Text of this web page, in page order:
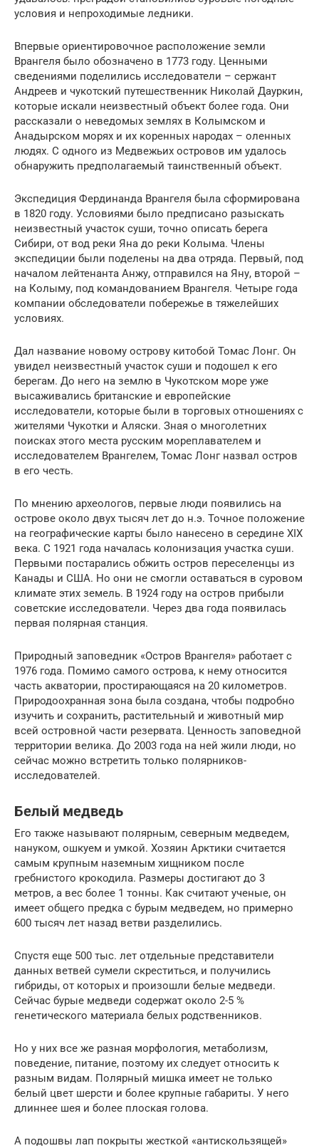
условия и непроходимые ледники.
Впервые ориентировочное расположение земли
Врангеля было обозначено в 1773 году. Ценными
сведениями поделились исследователи – сержант
Андреев и чукотский путешественник Николай Дауркин,
которые искали неизвестный объект более года. Они
рассказали о неведомых землях в Колымском и
Анадырском морях и их коренных народах – оленных
людях. С одного из Медвежьих островов им удалось
обнаружить предполагаемый таинственный объект.
Экспедиция Фердинанда Врангеля была сформирована
в 1820 году. Условиями было предписано разыскать
неизвестный участок суши, точно описать берега
Сибири, от вод реки Яна до реки Колыма. Члены
экспедиции были поделены на два отряда. Первый, под
началом лейтенанта Анжу, отправился на Яну, второй –
на Колыму, под командованием Врангеля. Четыре года
компании обследователи побережье в тяжелейших
условиях.
Дал название новому острову китобой Томас Лонг. Он
увидел неизвестный участок суши и подошел к его
берегам. До него на землю в Чукотском море уже
высаживались британские и европейские
исследователи, которые были в торговых отношениях с
жителями Чукотки и Аляски. Зная о многолетних
поисках этого места русским мореплавателем и
исследователем Врангелем, Томас Лонг назвал остров
в его честь.
По мнению археологов, первые люди появились на
острове около двух тысяч лет до н.э. Точное положение
на географические карты было нанесено в середине XIX
века. С 1921 года началась колонизация участка суши.
Первыми постарались обжить остров переселенцы из
Канады и США. Но они не смогли оставаться в суровом
климате этих земель. В 1924 году на остров прибыли
советские исследователи. Через два года появилась
первая полярная станция.
Природный заповедник «Остров Врангеля» работает с
1976 года. Помимо самого острова, к нему относится
часть акватории, простирающаяся на 20 километров.
Природоохранная зона была создана, чтобы подробно
изучить и сохранить, растительный и животный мир
всей островной части резервата. Ценность заповедной
территории велика. До 2003 года на ней жили люди, но
сейчас можно встретить только полярников-
исследователей.
Белый медведь
Его также называют полярным, северным медведем,
нануком, ошкуем и умкой. Хозяин Арктики считается
самым крупным наземным хищником после
гребнистого крокодила. Размеры достигают до 3
метров, а вес более 1 тонны. Как считают ученые, он
имеет общего предка с бурым медведем, но примерно
600 тысяч лет назад ветви разделились.
Спустя еще 500 тыс. лет отдельные представители
данных ветвей сумели скреститься, и получились
гибриды, от которых и произошли белые медведи.
Сейчас бурые медведи содержат около 2-5 %
генетического материала белых родственников.
Но у них все же разная морфология, метаболизм,
поведение, питание, поэтому их следует относить к
разным видам. Полярный мишка имеет не только
белый цвет шерсти и более крупные габариты. У него
длиннее шея и более плоская голова.
А подошвы лап покрыты жесткой «антискользящей»